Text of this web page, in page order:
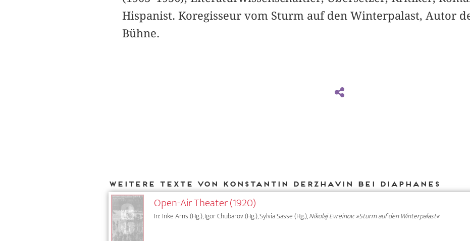
Hispanist. Koregisseur vom Sturm auf den Winterpalast, Autor
Bühne.
Weitere Texte von Konstantin Derzhavin bei DIAPHANES
Open-Air Theater (1920)
In: Inke Arns (Hg.), Igor Chubarov (Hg.), Sylvia Sasse (Hg.),Nikolaj Evreinov: »Sturm auf den Winterpalast«